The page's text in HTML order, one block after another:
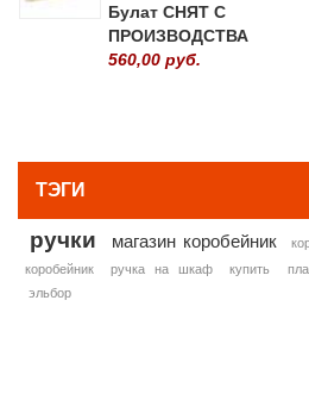
Булат СНЯТ С
ПРОИЗВОДСТВА
560,00 руб.
ТЭГИ
ручки магазин коробейник
коробейник
ручка на шкаф купить
эльбор